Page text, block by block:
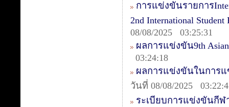
การแข่งขันรายการ
2nd International Student
08/08/2025 03:25:31
ผลการแข่งขัน9th Asian
03:24:18
ผลการแข่งขันในการแข่
วันที่ 08/08/2025
ระเบียบการแข่งขันกีฬ